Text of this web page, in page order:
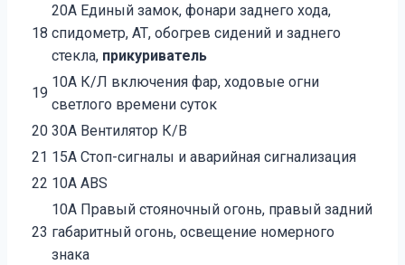
18
20А Единый замок, фонари заднего хода,
спидометр, АТ, обогрев сидений и заднего
стекла, прикуриватель
19
10А К/Л включения фар, ходовые огни
светлого времени суток
20 30А Вентилятор К/В
21 15А Стоп-сигналы и аварийная сигнализация
22 10А ABS
23
10А Правый стояночный огонь, правый задний
габаритный огонь, освещение номерного
знака